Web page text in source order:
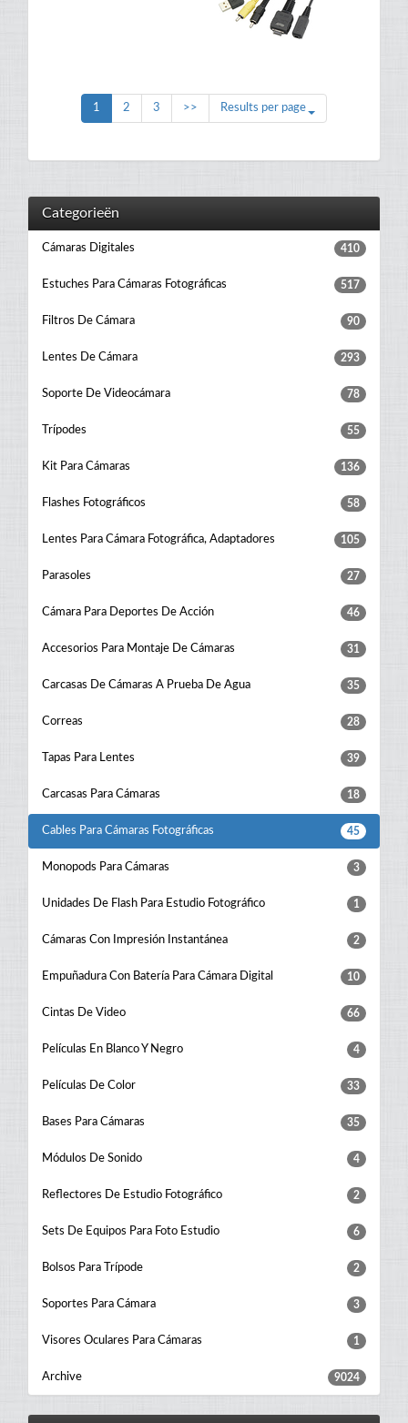
1 2 3 >> Results per page
Categorieën
Cámaras Digitales 410
Estuches Para Cámaras Fotográficas 517
Filtros De Cámara 90
Lentes De Cámara 293
Soporte De Videocámara 78
Trípodes 55
Kit Para Cámaras 136
Flashes Fotográficos 58
Lentes Para Cámara Fotográfica, Adaptadores 105
Parasoles 27
Cámara Para Deportes De Acción 46
Accesorios Para Montaje De Cámaras 31
Carcasas De Cámaras A Prueba De Agua 35
Correas 28
Tapas Para Lentes 39
Carcasas Para Cámaras 18
Cables Para Cámaras Fotográficas 45
Monopods Para Cámaras 3
Unidades De Flash Para Estudio Fotográfico 1
Cámaras Con Impresión Instantánea 2
Empuñadura Con Batería Para Cámara Digital 10
Cintas De Video 66
Películas En Blanco Y Negro 4
Películas De Color 33
Bases Para Cámaras 35
Módulos De Sonido 4
Reflectores De Estudio Fotográfico 2
Sets De Equipos Para Foto Estudio 6
Bolsos Para Trípode 2
Soportes Para Cámara 3
Visores Oculares Para Cámaras 1
Archive 9024